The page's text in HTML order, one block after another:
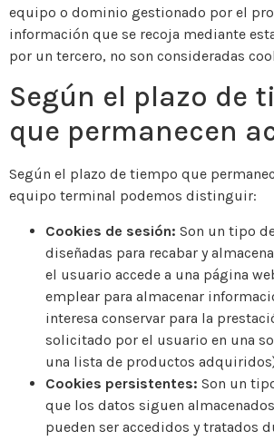
equipo o dominio gestionado por el
información que se recoja mediante
por un tercero, no son consideradas
Según el plazo de
que permanecen
Según el plazo de tiempo que
equipo terminal podemos distinguir:
Cookies de sesión: Son un tipo
diseñadas para recabar y
el usuario accede a una página
emplear para almacenar
interesa conservar para la
solicitado por el usuario en una
una lista de productos
Cookies persistentes: Son un
que los datos siguen
pueden ser accedidos y tratados